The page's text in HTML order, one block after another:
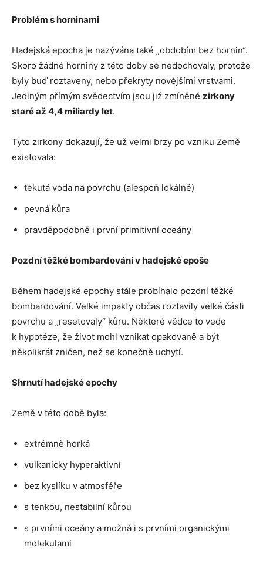
Problém s horninami
Hadejská epocha je nazývána také „obdobím bez hornin“.
Skoro žádné horniny z této doby se nedochovaly, protože
byly buď roztaveny, nebo překryty novějšími vrstvami.
Jediným přímým svědectvím jsou již zmíněné zirkony
staré až 4,4 miliardy let.
Tyto zirkony dokazují, že už velmi brzy po vzniku Země
existovala:
tekutá voda na povrchu (alespoň lokálně)
pevná kůra
pravděpodobně i první primitivní oceány
Pozdní těžké bombardování v hadejské epoše
Během hadejské epochy stále probíhalo pozdní těžké
bombardování. Velké impakty občas roztavily velké části
povrchu a „resetovaly“ kůru. Některé vědce to vede
k hypotéze, že život mohl vznikat opakovaně a být
několikrát zničen, než se konečně uchytí.
Shrnutí hadejské epochy
Země v této době byla:
extrémně horká
vulkanicky hyperaktivní
bez kyslíku v atmosféře
s tenkou, nestabilní kůrou
s prvními oceány a možná i s prvními organickými
molekulami